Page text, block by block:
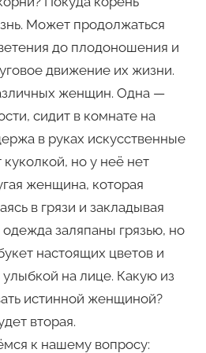
Может продолжаться
до плодоношения и
движение их жизни.
женщин. Одна —
сидит в комнате на
в руках искусственные
но у неё нет
женщина, которая
в грязи и закладывая
заляпаны грязью, но
настоящих цветов и
на лице. Какую из
истинной женщиной?
вторая.
к нашему вопросу: